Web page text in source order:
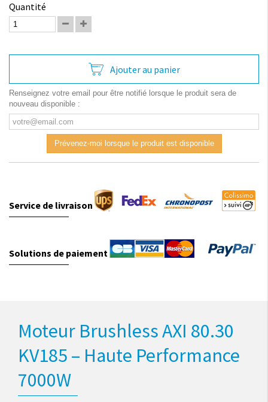
Quantité
Ajouter au panier
Renseignez votre email pour être notifié lorsque le produit sera de
nouveau disponible :
Prévenez-moi lorsque le produit est disponible
Service de livraison
Solutions de paiement
Moteur Brushless AXI 80.30
KV185 – Haute Performance
7000W